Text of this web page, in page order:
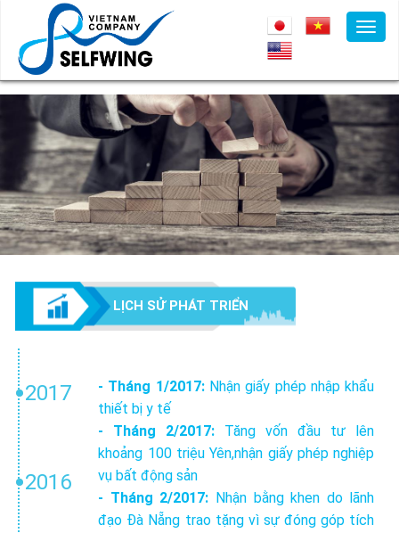
LỊCH SỬ PHÁT TRIỂN
2017
2016
- Tháng 1/2017:Nhận giấy phép nhập khẩu
thiết bị y tế
- Tháng 2/2017: Tăng vốn đầu tư lên
khoảng 100 triệu Yên,nhận giấy phép nghiệp
vụ bất động sản
- Tháng 2/2017: Nhận bằng khen do lãnh
đạo Đà Nẵng trao tặng vì sự đóng góp tích